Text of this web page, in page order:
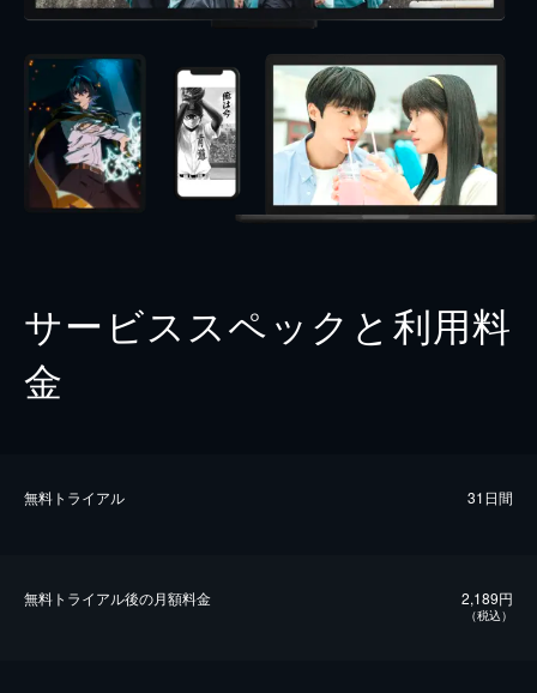
サービススペックと利用料
金
無料トライアル 31日間
無料トライアル後の⽉額料金 2,189円
（税込）